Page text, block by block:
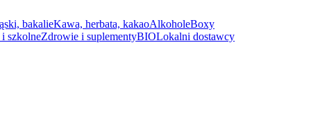
bakalieKawa, herbata, kakaoAlkoholeBoxy
szkolneZdrowie i suplementyBIOLokalni dostawcy